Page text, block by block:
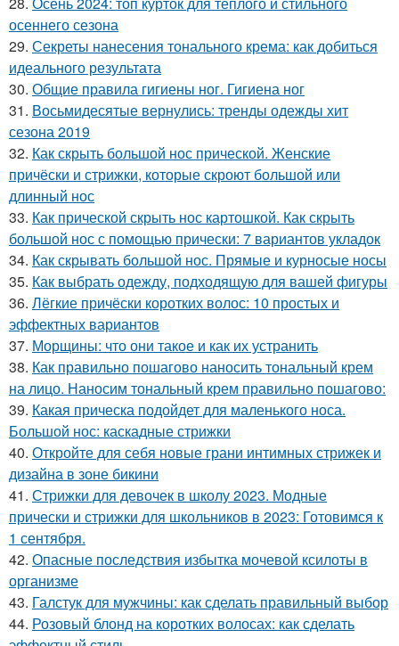
осеннего сезона
29. Секреты нанесения тонального крема: как добиться
идеального результата
30. Общие правила гигиены ног. Гигиена ног
31. Восьмидесятые вернулись: тренды одежды хит
сезона 2019
32. Как скрыть большой нос прической. Женские
причёски и стрижки, которые скроют большой или
длинный нос
33. Как прической скрыть нос картошкой. Как скрыть
большой нос с помощью прически: 7 вариантов укладок
34. Как скрывать большой нос. Прямые и курносые носы
35. Как выбрать одежду, подходящую для вашей фигуры
36. Лёгкие причёски коротких волос: 10 простых и
эффектных вариантов
37. Морщины: что они такое и как их устранить
38. Как правильно пошагово наносить тональный крем
на лицо. Наносим тональный крем правильно пошагово:
39. Какая прическа подойдет для маленького носа.
Большой нос: каскадные стрижки
40. Откройте для себя новые грани интимных стрижек и
дизайна в зоне бикини
41. Стрижки для девочек в школу 2023. Модные
прически и стрижки для школьников в 2023: Готовимся к
1 сентября.
42. Опасные последствия избытка мочевой ксилоты в
организме
43. Галстук для мужчины: как сделать правильный выбор
44. Розовый блонд на коротких волосах: как сделать